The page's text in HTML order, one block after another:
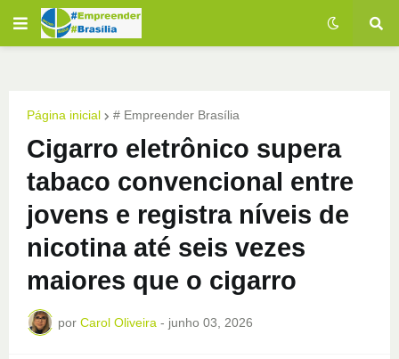
Página inicial # Empreender Brasília
Cigarro eletrônico supera
tabaco convencional entre
jovens e registra níveis de
nicotina até seis vezes
maiores que o cigarro
por Carol Oliveira - junho 03, 2026